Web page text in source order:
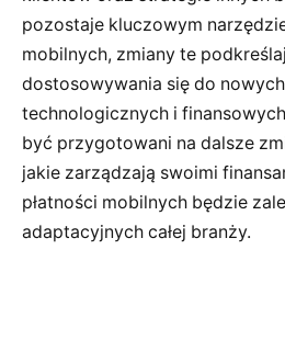
pozostaje kluczowym
mobilnych, zmiany te
dostosowywania się do
technologicznych i
być przygotowani na dalsze
jakie zarządzają swoimi
płatności mobilnych będzie
adaptacyjnych całej branży.